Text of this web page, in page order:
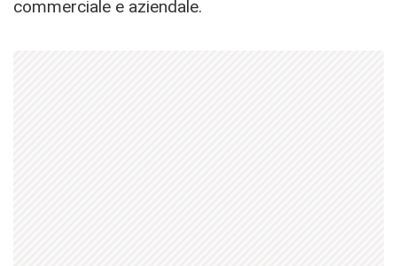
commerciale e aziendale.